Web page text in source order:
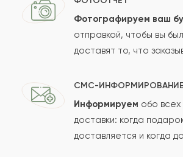
Сколько будет
Фотографируем ваш
отправкой, чтобы вы
доставят то, что
СМС-ИНФОРМИРОВАНИЕ
Информируем обо
доставки: когда
доставляется и когда